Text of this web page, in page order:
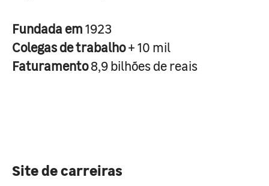
Fundada em1923
Colegas de trabalho+ 10 mil
Faturamento8,9 bilhões de reais
Site de carreiras